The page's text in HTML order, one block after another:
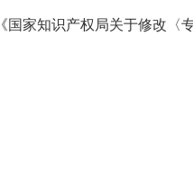
《国家知识产权局关于修改〈